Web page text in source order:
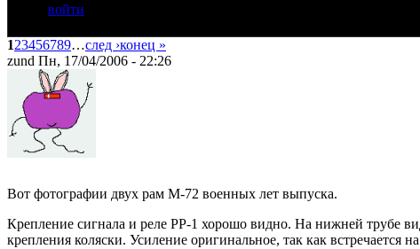
войти
123456789…след ›конец »
zund Пн, 17/04/2006 - 22:26
Вот фотографии двух рам М-72 военных лет выпуска.
Крепление сигнала и реле РР-1 хорошо видно. На нижней трубе
крепления коляски. Усиление оригинальное, так как встречается